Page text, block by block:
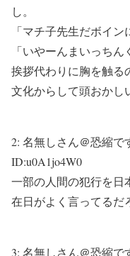
し。
「マチ子先生だボイン
「いやーんまいっちん
挨拶代わりに胸を触る
文化からして頭おかし
2: 名無しさん＠恐縮で
ID:u0A1jo4W0
一部の人間の犯行を日
在日がよく言ってるだ
3: 名無しさん＠恐縮で